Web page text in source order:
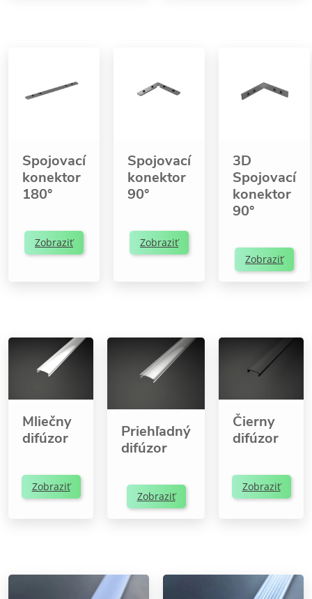
Spojovací
konektor
180°
Zobraziť
Spojovací
konektor
90°
Zobraziť
3D
Spojovací
konektor
90°
Zobraziť
Mliečny
difúzor
Zobraziť
Priehľadný
difúzor
Zobraziť
Čierny
difúzor
Zobraziť